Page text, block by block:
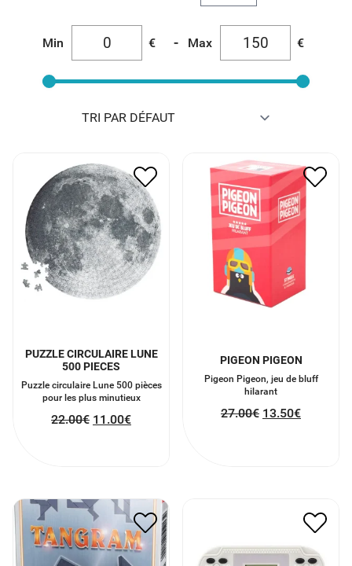
Min € - Max €
22.00€ 11.00€
PUZZLE CIRCULAIRE LUNE
500 PIECES
Puzzle circulaire Lune 500 pièces
pour les plus minutieux
22.00€ 11.00€
27.00€ 13.50
PIGEON PIGEON
Pigeon Pigeon, jeu de bluff
hilarant
27.00€ 13.50€
14.00€ 7.00€